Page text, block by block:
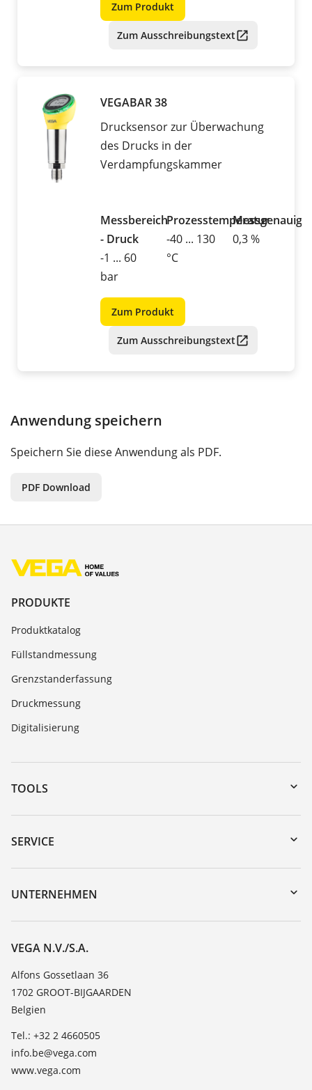
Zum Produkt
Zum Ausschreibungstext
VEGABAR 38
Drucksensor zur Überwachung
des Drucks in der
Verdampfungskammer
Messbereich
- Druck
-1 ... 60
bar
Prozesstemperatur
-40 ... 130
°C
0,3 %
Zum Produkt
Zum Ausschreibungstext
Anwendung speichern
Speichern Sie diese Anwendung als PDF.
PDF Download
PRODUKTE
Produktkatalog
Füllstandmessung
Grenzstanderfassung
Druckmessung
Digitalisierung
TOOLS
Download-Center
Gerätesuche (Seriennummer)
DTM Collection/PACTware
SERVICE
Geräterücksendung
Trainings
TeamViewer
UNTERNEHMEN
Über VEGA
Kontakt
News
Presse
Blog
VEGA N.V./S.A.
Alfons Gossetlaan 36
1702 GROOT-BIJGAARDEN
Belgien
Tel.: +32 2 4660505
info.be@vega.com
www.vega.com